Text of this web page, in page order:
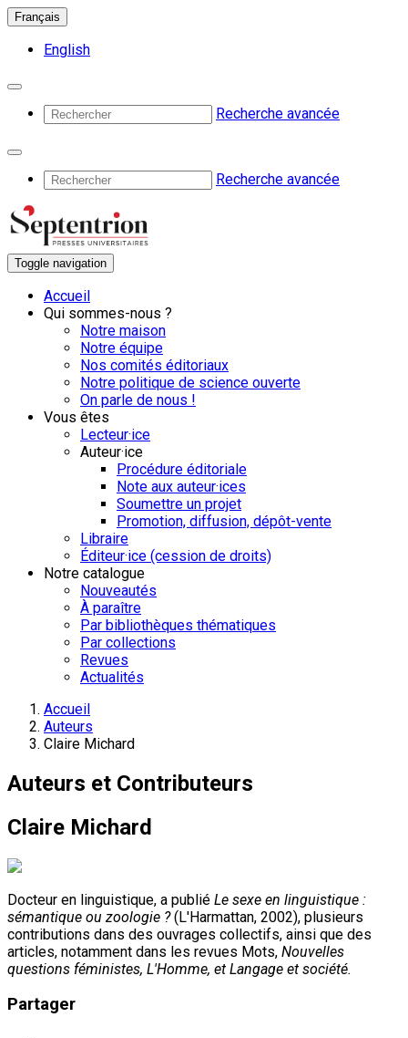
Français
English
Recherche avancée
Recherche avancée
Toggle navigation
Accueil
Qui sommes-nous ?
Notre maison
Notre équipe
Nos comités éditoriaux
Notre politique de science ouverte
On parle de nous !
Vous êtes
Lecteur·ice
Auteur·ice
Procédure éditoriale
Note aux auteur·ices
Soumettre un projet
Promotion, diffusion, dépôt-vente
Libraire
Éditeur·ice (cession de droits)
Notre catalogue
Nouveautés
À paraître
Par bibliothèques thématiques
Par collections
Revues
Actualités
Accueil
Auteurs
Claire Michard
Auteurs et Contributeurs
Claire Michard
Docteur en linguistique, a publié Le sexe en linguistique :
sémantique ou zoologie ?(L'Harmattan, 2002), plusieurs
contributions dans des ouvrages collectifs, ainsi que des
articles, notamment dans les revues Mots, Nouvelles
questions féministes, L'Homme, et Langage et société.
Partager